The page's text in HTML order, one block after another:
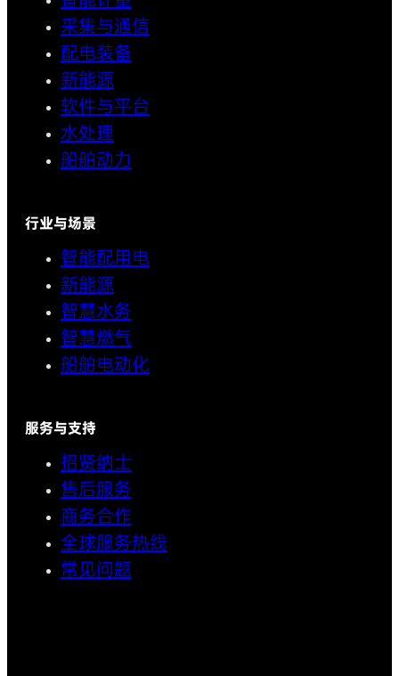
采集与通信
配电装备
新能源
软件与平台
水处理
船舶动力
行业与场景
智能配用电
新能源
智慧水务
智慧燃气
船舶电动化
服务与支持
招贤纳士
售后服务
商务合作
全球服务热线
常见问题